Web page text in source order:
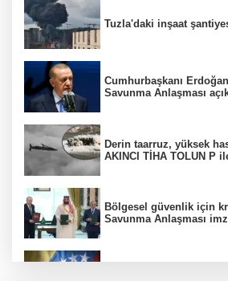
Tuzla'daki inşaat
Cumhurbaşkanı
Savunma Anlaşması
Derin taarruz, yüksek
AKINCI TİHA TOLUN P
Bölgesel güvenlik için
Savunma Anlaşması